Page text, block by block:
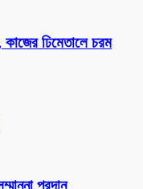
কাজের ঢিমেতালে চরম
প্রদান